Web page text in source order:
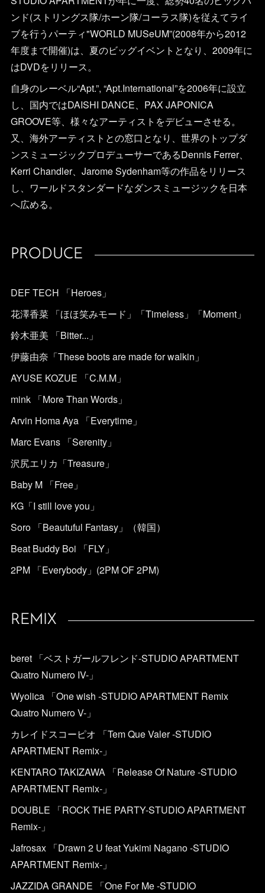
ンド(ストリングス隊/ホーン隊/コーラス隊)を従えてライ
ブを行うパーティ"WORLD MUSeUM”(2008年から2012
年度まで開催)は、夏のビッグイベントとなり、2009年に
はDVDをリリース。
自身のレーベル“Apt.”, “Apt.International”を2006年に設立
し、国内ではDAISHI DANCE、PAX JAPONICA
GROOVE等、様々なアーティストをデビューさせる。
又、海外アーティストとの窓口となり、世界のトップダ
ンスミュージックプロデューサーであるDennis Ferrer、
Kerri Chandler、Jarome Sydenham等の作品をリリース
し、ワールドスタンダードなダンスミュージックを日本
へ広める。
PRODUCE
DEF TECH 「Heroes」
花澤香菜 「ほほ笑みモード」「Timeless」「Moment」
鈴木亜美 「Bitter...」
伊藤由奈「These boots are made for walkin」
AYUSE KOZUE 「C.M.M」
mink 「More Than Words」
Arvin Homa Aya 「Everytime」
Marc Evans 「Serenity」
沢尻エリカ「Treasure」
Baby M 「Free」
KG「I still love you」
Soro 「Beautuful Fantasy」（韓国）
Beat Buddy Boi 「FLY」
2PM 「Everybody」(2PM OF 2PM)
REMIX
beret 「ベストガールフレンド-STUDIO APARTMENT
Quatro Numero IV-」
Wyolica 「One wish -STUDIO APARTMENT Remix
Quatro Numero V-」
カレイドスコーピオ 「Tem Que Valer -STUDIO
APARTMENT Remix-」
KENTARO TAKIZAWA 「Release Of Nature -STUDIO
APARTMENT Remix-」
DOUBLE 「ROCK THE PARTY-STUDIO APARTMENT
Remix-」
Jafrosax 「Drawn 2 U feat Yukimi Nagano -STUDIO
APARTMENT Remix-」
JAZZIDA GRANDE 「One For Me -STUDIO